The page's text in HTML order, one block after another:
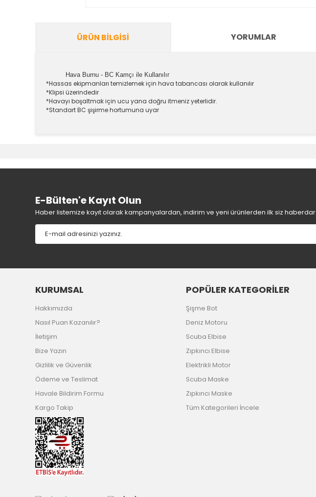
ÜRÜN BILGISI YORUMLAR
Hava Burnu - BC Kamçı ile Kullanılır
*Hassas ekipmanları temizlemek için hava tabancası olarak kullanılır
*Klipsi üzerindedir
*Havayı boşaltmak için ucu yana doğru itmeniz yeterlidir.
*Standart BC şişirme hortumuna uyar
Ürün resmi kalitesiz, bozuk veya görüntülenemiyor.
Ürün bilgilerinde hatalar bulunuyor.
Ürün fiyatı diğer sitelerden daha pahalı.
Bu ürüne benzer farklı alternatifler olmalı.
E-Bülten'e Kayıt Olun
Haber listemize kayıt olarak kampanyalardan, indirim ve yeni ürünlerden ilk siz
KURUMSAL
Hakkımızda
Nasıl Puan Kazanılır?
İletişim
Bize Yazın
Gizlilik ve Güvenlik
Ödeme ve Teslimat
Havale Bildirim Formu
Kargo Takip
POPÜLER KATEGORİLER
Şişme Bot
Deniz Motoru
Scuba Elbise
Zıpkıncı Elbise
Elektrikli Motor
Scuba Maske
Zıpkıncı Maske
Tüm Kategorileri İncele